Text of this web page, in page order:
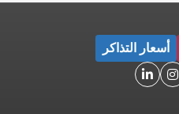
أسعار التذاكر

